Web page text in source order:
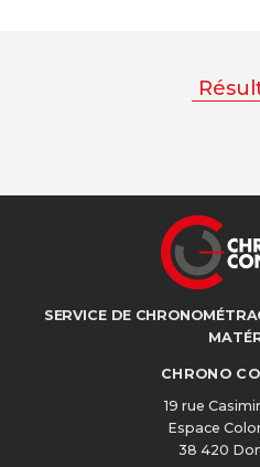
SERVICE DE
CHRONO
19 rue
Espace
38 420